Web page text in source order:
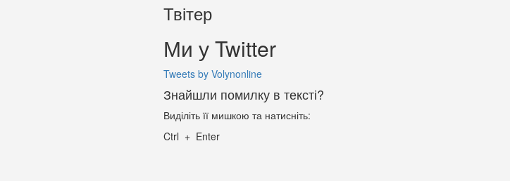
Твітер
Ми у Twitter
Tweets by Volynonline
Знайшли помилку в тексті?
Виділіть її мишкою та натисніть:
Ctrl + Enter